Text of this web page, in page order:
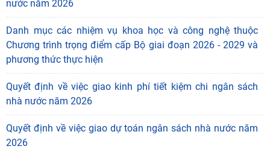
nước năm 2026
Danh mục các nhiệm vụ khoa học và công nghệ thuộc
Chương trình trọng điểm cấp Bộ giai đoạn 2026 - 2029 và
phương thức thực hiện
Quyết định về việc giao kinh phí tiết kiệm chi ngân sách
nhà nước năm 2026
Quyết định về việc giao dự toán ngân sách nhà nước năm
2026